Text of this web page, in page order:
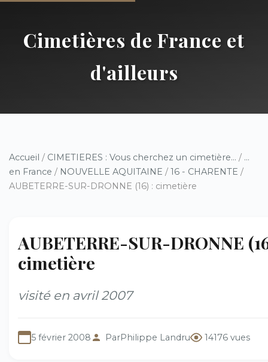
Cimetières de France et
d'ailleurs
Accueil / CIMETIERES : Vous cherchez un cimetière... / ...
en France / NOUVELLE AQUITAINE / 16 - CHARENTE /
AUBETERRE-SUR-DRONNE (16) : cimetière
AUBETERRE-SUR-DRONNE
cimetière
visité en avril 2007
5 février 2008 ParPhilippe Landru 14176 vues